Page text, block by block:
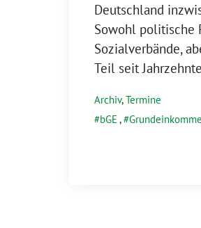
Deutschland
Sowohl politische
Sozialverbände,
Teil seit
Archiv,Termine
bGE ,